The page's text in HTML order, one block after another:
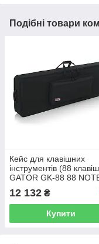
Подібні товари
Кейс для клавішних
інструментів (88
GATOR GK-88 88
KEYBOARD CASE
12 132 ₴
Купити